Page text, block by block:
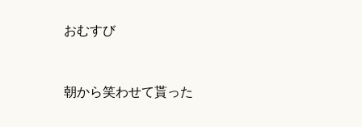
おむすび
朝から笑わせて貰った